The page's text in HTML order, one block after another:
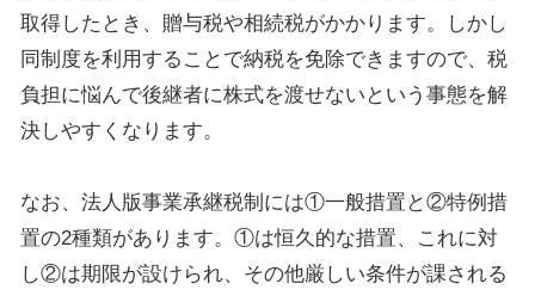
取得したとき、贈与税や相続税がかかります。しかし
同制度を利用することで納税を免除できますので、税
負担に悩んで後継者に株式を渡せないという事態を解
決しやすくなります。
なお、法人版事業承継税制には①一般措置と②特例措
置の2種類があります。①は恒久的な措置、これに対
し②は期限が設けられ、その他厳しい条件が課される